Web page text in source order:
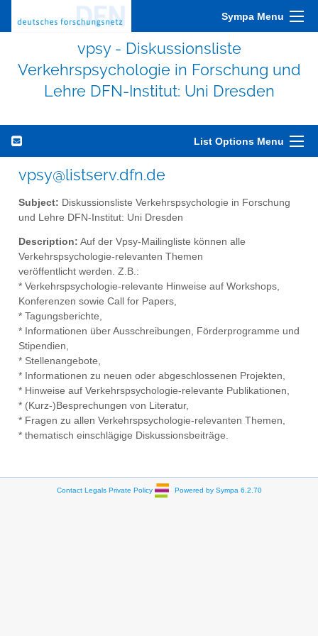
Sympa Menu
vpsy - Diskussionsliste
Verkehrspsychologie in Forschung und
Lehre DFN-Institut: Uni Dresden
List Options Menu
vpsy@listserv.dfn.de
Subject: Diskussionsliste Verkehrspsychologie in Forschung
und Lehre DFN-Institut: Uni Dresden
Description: Auf der Vpsy-Mailingliste können alle
Verkehrspsychologie-relevanten Themen
veröffentlicht werden. Z.B.:
* Verkehrspsychologie-relevante Hinweise auf Workshops,
Konferenzen sowie Call for Papers,
* Tagungsberichte,
* Informationen über Ausschreibungen, Förderprogramme und
Stipendien,
* Stellenangebote,
* Informationen zu neuen oder abgeschlossenen Projekten,
* Hinweise auf Verkehrspsychologie-relevante Publikationen,
* (Kurz-)Besprechungen von Literatur,
* Fragen zu allen Verkehrspsychologie-relevanten Themen,
* thematisch einschlägige Diskussionsbeiträge.
Contact Legals Private Policy Powered by Sympa 6.2.70